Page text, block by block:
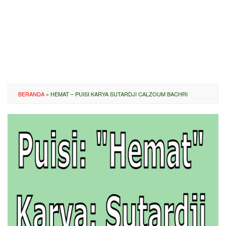
BERANDA » HEMAT – PUISI KARYA SUTARDJI CALZOUM BACHRI